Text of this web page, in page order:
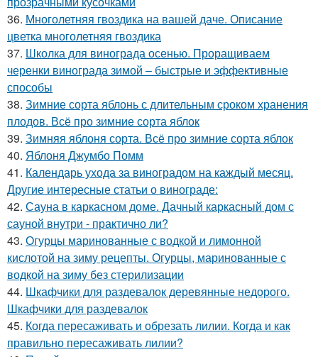
36. Многолетняя гвоздика на вашей даче. Описание
цветка многолетняя гвоздика
37. Школка для винограда осенью. Проращиваем
черенки винограда зимой – быстрые и эффективные
способы
38. Зимние сорта яблонь с длительным сроком хранения
плодов. Всё про зимние сорта яблок
39. Зимняя яблоня сорта. Всё про зимние сорта яблок
40. Яблоня Джумбо Помм
41. Календарь ухода за виноградом на каждый месяц.
Другие интересные статьи о винограде:
42. Сауна в каркасном доме. Дачный каркасный дом с
сауной внутри - практично ли?
43. Огурцы маринованные с водкой и лимонной
кислотой на зиму рецепты. Огурцы, маринованные с
водкой на зиму без стерилизации
44. Шкафчики для раздевалок деревянные недорого.
Шкафчики для раздевалок
45. Когда пересаживать и обрезать лилии. Когда и как
правильно пересаживать лилии?